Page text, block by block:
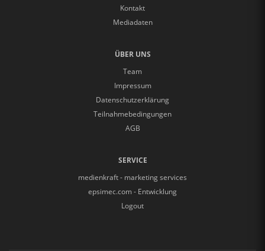
Kontakt
Mediadaten
ÜBER UNS
Team
Impressum
Datenschutzerklärung
Teilnahmebedingungen
AGB
SERVICE
medienkraft - marketing services
epsimec.com - Entwicklung
Logout